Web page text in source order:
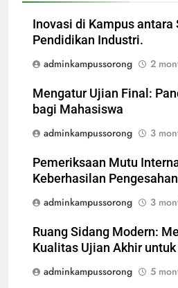
Inovasi di Kampus antara
Pendidikan Industri.
adminkampussorong
2
Mengatur Ujian Final:
bagi Mahasiswa
adminkampussorong
3
Pemeriksaan Mutu
Keberhasilan Pengesahan
adminkampussorong
3
Ruang Sidang Modern:
Kualitas Ujian Akhir
adminkampussorong
5